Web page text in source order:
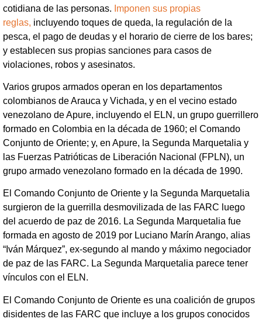
cotidiana de las personas. Imponen sus propias
reglas, incluyendo toques de queda, la regulación de la
pesca, el pago de deudas y el horario de cierre de los bares;
y establecen sus propias sanciones para casos de
violaciones, robos y asesinatos.
Varios grupos armados operan en los departamentos
colombianos de Arauca y Vichada, y en el vecino estado
venezolano de Apure, incluyendo el ELN, un grupo guerrillero
formado en Colombia en la década de 1960; el Comando
Conjunto de Oriente; y, en Apure, la Segunda Marquetalia y
las Fuerzas Patrióticas de Liberación Nacional (FPLN), un
grupo armado venezolano formado en la década de 1990.
El Comando Conjunto de Oriente y la Segunda Marquetalia
surgieron de la guerrilla desmovilizada de las FARC luego
del acuerdo de paz de 2016. La Segunda Marquetalia fue
formada en agosto de 2019 por Luciano Marín Arango, alias
“Iván Márquez”, ex-segundo al mando y máximo negociador
de paz de las FARC. La Segunda Marquetalia parece tener
vínculos con el ELN.
El Comando Conjunto de Oriente es una coalición de grupos
disidentes de las FARC que incluye a los grupos conocidos